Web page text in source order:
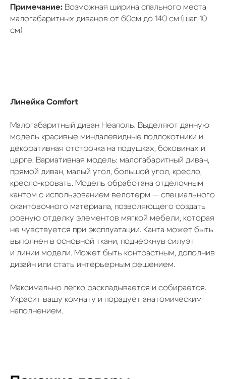
Примечание: Возможная ширина спального места
малогабаритных диванов от 60см до 140 см (шаг 10
см)
Линейка Comfort
Малогабаритный диван Неаполь. Выделяют данную
модель красивые миндалевидные подлокотники и
декоративная отстрочка на подушках, боковинах и
царге. Вариативная модель: малогабаритный диван,
прямой диван, малый угол, большой угол, кресло,
кресло-кровать. Модель обработана отделочным
кантом с использованием велотерм — специального
окантовочного материала, позволяющего создать
ровную отделку элементов мягкой мебели, которая
не чувствуется при эксплуатации. Канта может быть
выполнен в основной ткани, подчеркнув силуэт
и линии модели. Может быть контрастным, дополнив
дизайн или стать интерьерным решением.
Максимально легко раскладывается и собирается.
Украсит вашу комнату и порадует анатомическим
наполнением.